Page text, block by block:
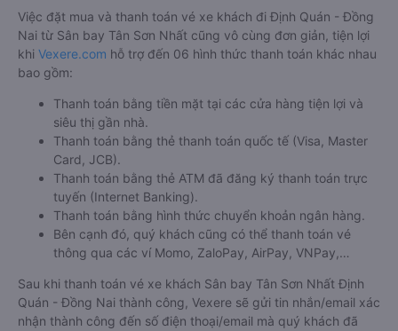
Việc đặt mua và thanh toán vé xe khách đi Định Quán - Đồng
Nai từ Sân bay Tân Sơn Nhất cũng vô cùng đơn giản, tiện lợi
khi Vexere.com hỗ trợ đến 06 hình thức thanh toán khác nhau
bao gồm:
Thanh toán bằng tiền mặt tại các cửa hàng tiện lợi và
siêu thị gần nhà.
Thanh toán bằng thẻ thanh toán quốc tế (Visa, Master
Card, JCB).
Thanh toán bằng thẻ ATM đã đăng ký thanh toán trực
tuyến (Internet Banking).
Thanh toán bằng hình thức chuyển khoản ngân hàng.
Bên cạnh đó, quý khách cũng có thể thanh toán vé
thông qua các ví Momo, ZaloPay, AirPay, VNPay,…
Sau khi thanh toán vé xe khách Sân bay Tân Sơn Nhất Định
Quán - Đồng Nai thành công, Vexere sẽ gửi tin nhắn/email xác
nhận thành công đến số điện thoại/email mà quý khách đã